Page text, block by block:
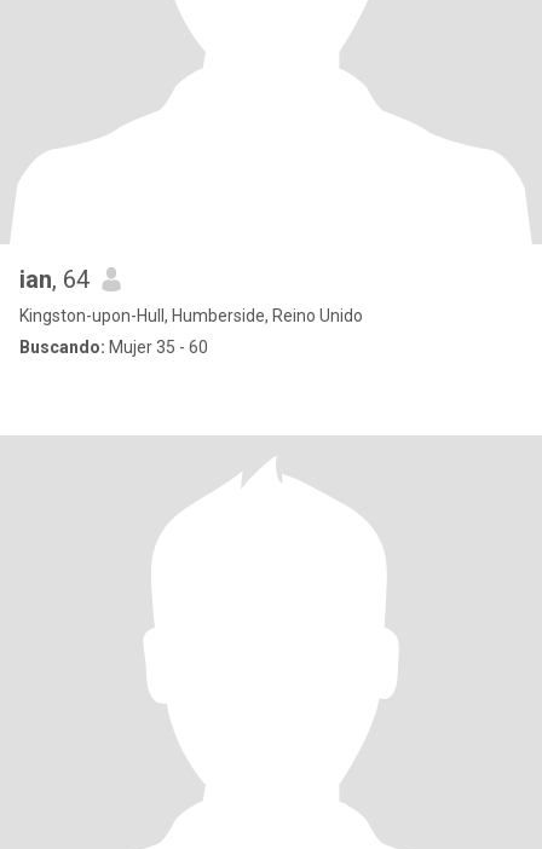
ian, 64
Kingston-upon-Hull, Humberside, Reino Unido
Buscando: Mujer 35 - 60